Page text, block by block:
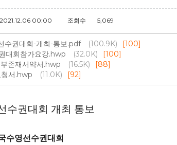
2021.12.06 00:00 조회수 5,069
수권대회-개최-통보.pdf (100.9K)
[100]
대회참가요강.hwp
(32.0K)
[100]
존재서약서.hwp
(16.5K)
[88]
서.hwp
(11.0K) [92]
수권대회 개최 통보
수영선수권대회